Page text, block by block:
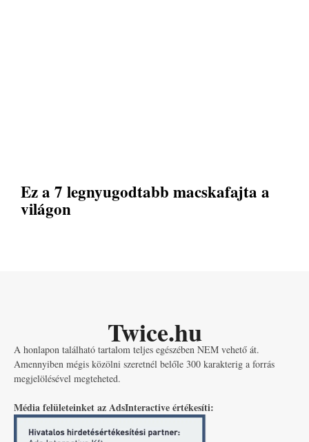
Ez a 7 legnyugodtabb macskafajta a
világon
Twice.hu
A honlapon található tartalom teljes egészében NEM vehető át.
Amennyiben mégis közölni szeretnél belőle 300 karakterig a forrás
megjelölésével megteheted.
Média felületeinket az AdsInteractive értékesíti: